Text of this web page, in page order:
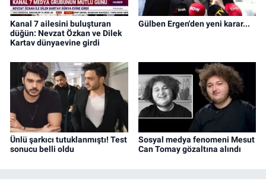
Kanal 7 ailesini buluşturan
düğün: Nevzat Özkan ve Dilek
Kartav dünyaevine girdi
Gülben Ergen'den yeni karar...
Ünlü şarkıcı tutuklanmıştı! Test
sonucu belli oldu
Sosyal medya fenomeni Mesut
Can Tomay gözaltına alındı